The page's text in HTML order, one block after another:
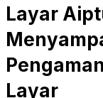
Layar
Layar